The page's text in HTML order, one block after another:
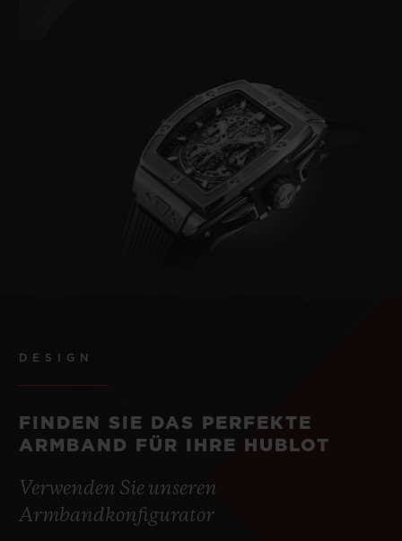
DESIGN
FINDEN SIE DAS PERFEKTE
ARMBAND FÜR IHRE HUBLOT
Verwenden Sie unseren
Armbandkonfigurator